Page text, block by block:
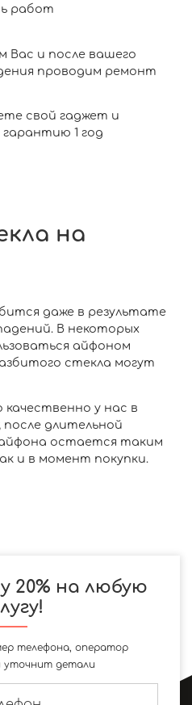
работ
Вас и после вашего
проводим ремонт
свой гаджет и
гарантию 1 год
на
даже в результате
В некоторых
айфоном
стекла могут
у нас в
после длительной
остается таким
и в момент покупки.
20% на любую
телефона, оператор
уточнит детали